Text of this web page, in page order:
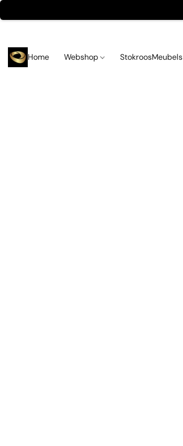
Home Webshop StokroosMeubels